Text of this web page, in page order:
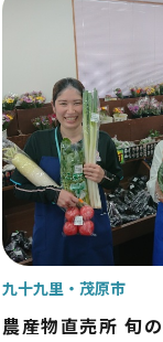
茂原市
東金市
旭市
匝瑳市
山武市
大網白里市
農産物直売所 旬
九十九里 茂原市